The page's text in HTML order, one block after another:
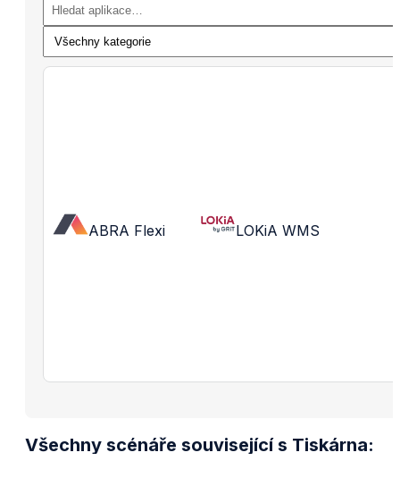
ABRA Flexi LOKiA WMS
Všechny scénáře související s Tiskárna: